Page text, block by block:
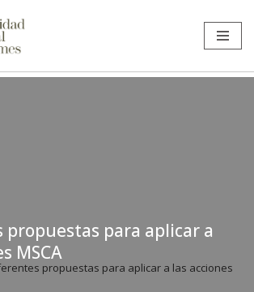
para aplicar a
MSCA
propuestas para aplicar a las acciones